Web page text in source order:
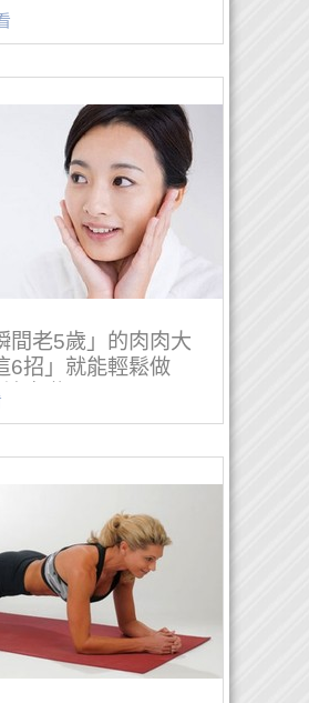
間老5歲」的肉肉大
6招」就能輕鬆做
奇啦！